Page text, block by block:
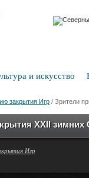
и искусство
закрытия Игр / Зрители
XXII зимних
Игр